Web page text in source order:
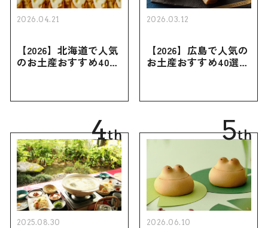
2026.04.21
【2026】北海道で人気
のお土産おすすめ40選
買えない限定品、女性
2026.03.12
【2026】広島で人気の
お土産おすすめ40選｜
き用、女性向けまで幅
4th
2025.08.30
5th
2026.06.10